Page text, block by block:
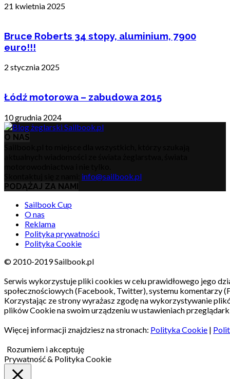
21 kwietnia 2025
Bruce Roberts 34 stopy, aluminium, 7900
euro!!!
2 stycznia 2025
Łódź motorowa – zabudowa 2015
10 grudnia 2024
O NAS
info@sailbook.pl
PODĄŻAJ ZA NAMI
Sailbook Cup
O nas
Reklama
Polityka prywatności
Polityka Cookie
© 2010-2019 Sailbook.pl
Serwis wykorzystuje pliki cookies w celu prawidłowego jego
społecznościowych (Facebook, Twitter), systemu komentarzy
Korzystając ze strony wyrażasz zgodę na wykorzystywanie
plików Cookie na swoim urządzeniu w ustawieniach
Więcej informacji znajdziesz na stronach: Polityka Cookie |
Rozumiem i akceptuję
Prywatność & Polityka Cookie